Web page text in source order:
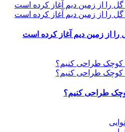
را از زمین دیم آغاز کرده است
طراحی کنیم؟